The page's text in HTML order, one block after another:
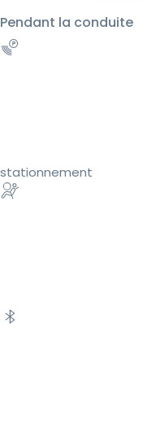
Pendant la conduite
stationnement